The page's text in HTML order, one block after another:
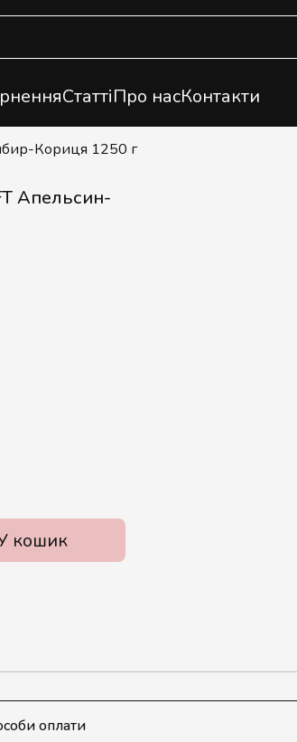
СтаттіПро насКонтакти
Кориця 1250 г
Апельсин-
кошик
оплати